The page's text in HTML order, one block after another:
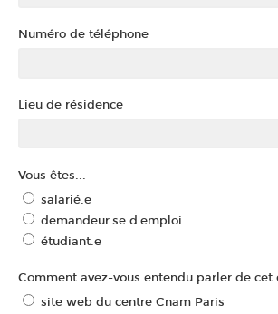
Numéro de téléphone
Lieu de résidence
Vous êtes...
salarié.e
demandeur.se d'emploi
étudiant.e
Comment avez-vous entendu parler de cet
site web du centre Cnam Paris